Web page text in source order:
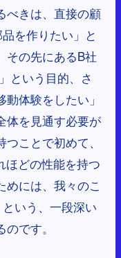
べきは、直接の顧
を作りたい」と
その先にあるB社
という目的、さ
体験をしたい」
体を見通す必要が
ことで初めて、
ほどの性能を持つ
めには、我々のこ
いう、一段深い
です。